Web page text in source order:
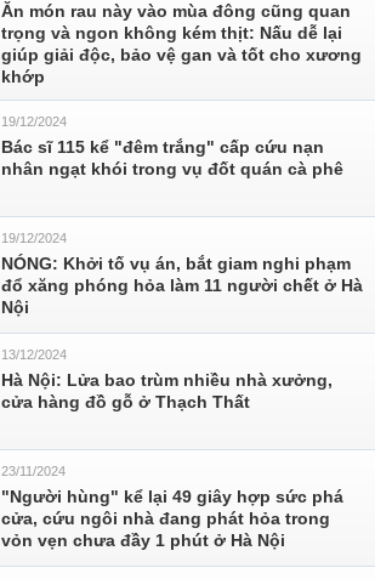
Ăn món rau này vào mùa đông cũng quan
trọng và ngon không kém thịt: Nấu dễ lại
giúp giải độc, bảo vệ gan và tốt cho xương
khớp
19/12/2024
Bác sĩ 115 kể "đêm trắng" cấp cứu nạn
nhân ngạt khói trong vụ đốt quán cà phê
19/12/2024
NÓNG: Khởi tố vụ án, bắt giam nghi phạm
đổ xăng phóng hỏa làm 11 người chết ở Hà
Nội
13/12/2024
Hà Nội: Lửa bao trùm nhiều nhà xưởng,
cửa hàng đồ gỗ ở Thạch Thất
23/11/2024
"Người hùng" kể lại 49 giây hợp sức phá
cửa, cứu ngôi nhà đang phát hỏa trong
vỏn vẹn chưa đầy 1 phút ở Hà Nội